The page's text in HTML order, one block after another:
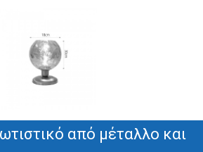
από μέταλλο και